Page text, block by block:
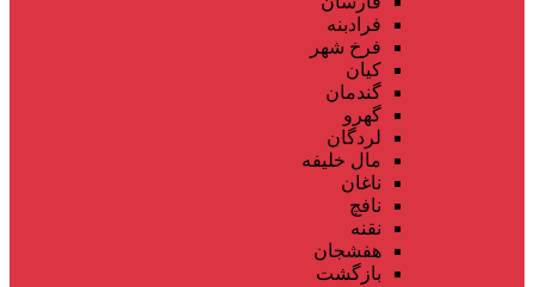
فرادبنه
فرخ شهر
کیان
گندمان
گهرو
لردگان
مال خلیفه
ناغان
نافچ
نقنه
هفشجان
بازگشت